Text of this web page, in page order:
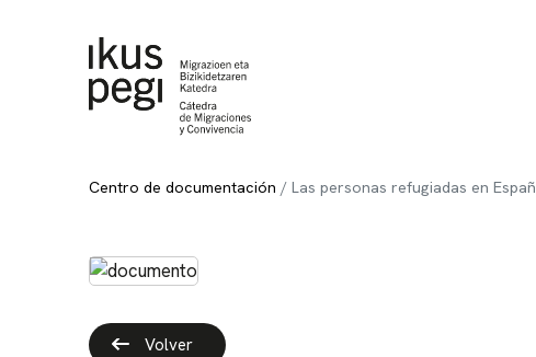
Centro de documentación Las personas refugiadas en
Volver